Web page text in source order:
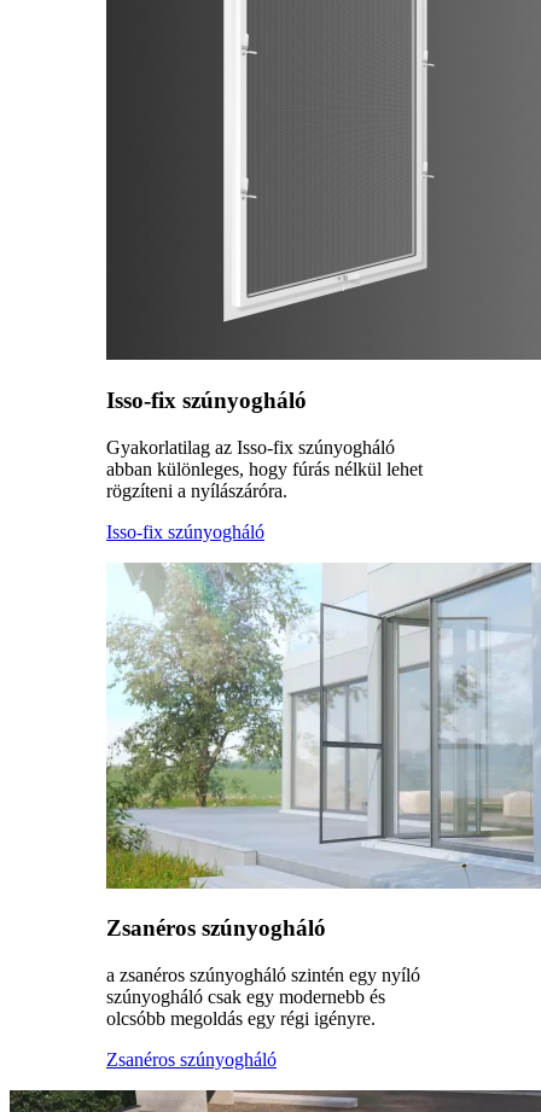
Isso-fix szúnyogháló
Gyakorlatilag az Isso-fix szúnyogháló
abban különleges, hogy fúrás nélkül lehet
rögzíteni a nyílászáróra.
Isso-fix szúnyogháló
Zsanéros szúnyogháló
a zsanéros szúnyogháló szintén egy nyíló
szúnyogháló csak egy modernebb és
olcsóbb megoldás egy régi igényre.
Zsanéros szúnyogháló